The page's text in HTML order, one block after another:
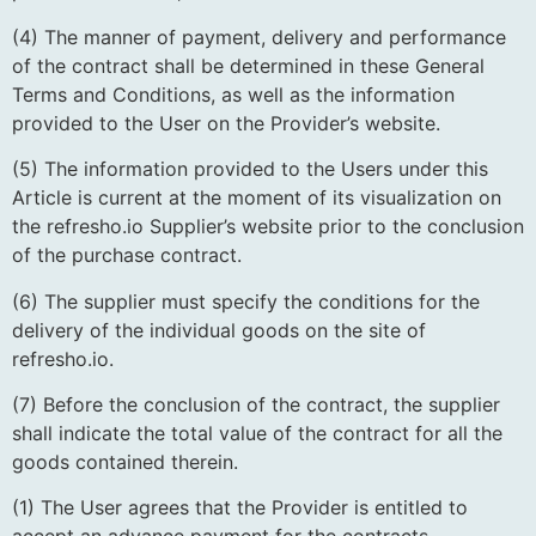
(4) The manner of payment, delivery and performance
of the contract shall be determined in these General
Terms and Conditions, as well as the information
provided to the User on the Provider’s website.
(5) The information provided to the Users under this
Article is current at the moment of its visualization on
the refresho.io Supplier’s website prior to the conclusion
of the purchase contract.
(6) The supplier must specify the conditions for the
delivery of the individual goods on the site of
refresho.io.
(7) Before the conclusion of the contract, the supplier
shall indicate the total value of the contract for all the
goods contained therein.
(1) The User agrees that the Provider is entitled to